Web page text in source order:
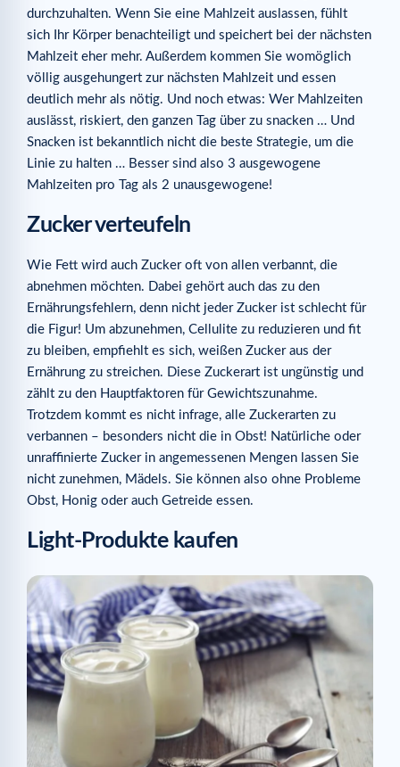
durchzuhalten. Wenn Sie eine Mahlzeit auslassen, fühlt
sich Ihr Körper benachteiligt und speichert bei der nächsten
Mahlzeit eher mehr. Außerdem kommen Sie womöglich
völlig ausgehungert zur nächsten Mahlzeit und essen
deutlich mehr als nötig. Und noch etwas: Wer Mahlzeiten
auslässt, riskiert, den ganzen Tag über zu snacken … Und
Snacken ist bekanntlich nicht die beste Strategie, um die
Linie zu halten … Besser sind also 3 ausgewogene
Mahlzeiten pro Tag als 2 unausgewogene!
Zucker verteufeln
Wie Fett wird auch Zucker oft von allen verbannt, die
abnehmen möchten. Dabei gehört auch das zu den
Ernährungsfehlern, denn nicht jeder Zucker ist schlecht für
die Figur! Um abzunehmen, Cellulite zu reduzieren und fit
zu bleiben, empfiehlt es sich, weißen Zucker aus der
Ernährung zu streichen. Diese Zuckerart ist ungünstig und
zählt zu den Hauptfaktoren für Gewichtszunahme.
Trotzdem kommt es nicht infrage, alle Zuckerarten zu
verbannen – besonders nicht die in Obst! Natürliche oder
unraffinierte Zucker in angemessenen Mengen lassen Sie
nicht zunehmen, Mädels. Sie können also ohne Probleme
Obst, Honig oder auch Getreide essen.
Light-Produkte kaufen